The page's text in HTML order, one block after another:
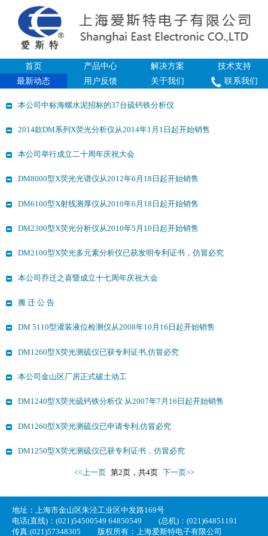
首页 产品中心 解决方案
技术支持
最新动态
用户反馈 关于我们 联系我们
本公司中标海螺水泥招标的37台硫钙铁分析仪
2014款DM系列X荧光分析仪从2014年1月1日起开始销售
本公司举行成立二十周年庆祝大会
DM8000型X荧光光谱仪从2012年6月18日起开始销售
DM6100型X射线测厚仪从2010年6月18日起开始销售
DM2300型X荧光分析仪从2010年5月10日起开始销售
DM2100型X荧光多元素分析仪已获发明专利证书，仿冒必究
本公司乔迁之喜暨成立十七周年庆祝大会
搬 迁 公 告
DM 5110型灌装液位检测仪从2008年10月16日起开始销售
DM1260型X荧光测硫仪已获专利证书,仿冒必究
本公司金山区厂房正式破土动工
DM1240型X荧光硫钙铁分析仪 从2007年7月16日起开始销售
DM1260型X荧光测硫仪已申请专利,仿冒必究
DM1250型X荧光测硫仪已获专利证书，仿冒必究
<<上一页 第2页，共4页 下一页>>
地址：上海市金山区朱泾工业区中发路169号
电话(直线)：(021)54500549 64850549
(总机)：(021)64851191
传真:(021)57348305
版权所有：上海爱斯特电子有限公司